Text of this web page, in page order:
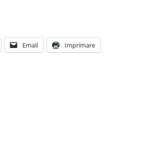
Email Imprimare